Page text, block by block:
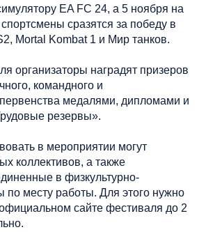
EA FC 24, а 5 ноября на
сразятся за победу в
Mortal Kombat 1 и Мир танков.
организаторы наградят призеров
командного и
медалями, дипломами и
резервы».
в мероприятии могут
коллективов, а также
в физкультурно-
по месту работы. Для этого нужно
сайте фестиваля до 2